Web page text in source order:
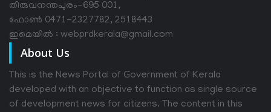
തിരുവനന്തപുരം-695 001,
ഫോൺ 0471-2327782, 2518443
ഇമെയിൽ : webprdkerala@gmail.com
About Us
This is the News Portal of Government of Kerala
developed with an objective to function as single source
of development news for citizens. The content in this